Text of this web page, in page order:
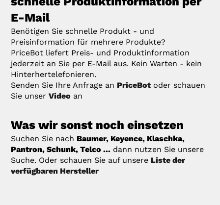
E-Mail
Benötigen Sie schnelle Produkt - und
Preisinformation für mehrere Produkte?
PriceBot liefert Preis- und Produktinformation
jederzeit an Sie per E-Mail aus. Kein Warten - kein
Hinterhertelefonieren.
Senden Sie Ihre Anfrage an PriceBot oder schauen
Sie unserVideo an
Was wir sonst noch einsetzen
Suchen Sie nach Baumer, Keyence, Klaschka,
Pantron, Schunk, Telco ... dann nutzen Sie unsere
Suche. Oder schauen Sie auf unsere Liste der
verfügbaren Hersteller